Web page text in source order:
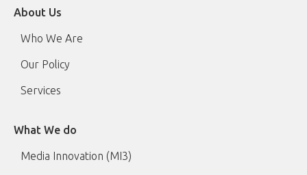
About Us
Who We Are
Our Policy
Services
What We do
Media Innovation (MI3)